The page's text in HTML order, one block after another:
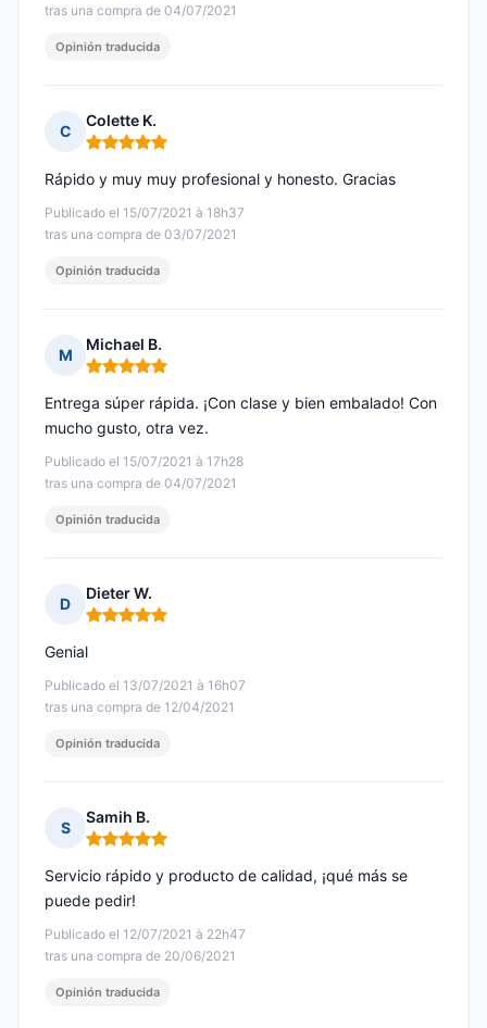
tras una compra de 04/07/2021
Opinión traducida
C
Colette K.
Nota: 5 de 5
Publicado el 15/07/2021 à 18h37
tras una compra de 03/07/2021
Rápido y muy muy profesional y honesto. Gracias
Opinión traducida
M
Michael B.
Nota: 5 de 5
Publicado el 15/07/2021 à 17h28
tras una compra de 04/07/2021
Entrega súper rápida. ¡Con clase y bien embalado! Con
mucho gusto, otra vez.
Opinión traducida
D
Dieter W.
Nota: 5 de 5
Publicado el 13/07/2021 à 16h07
tras una compra de 12/04/2021
Genial
Opinión traducida
S
Samih B.
Nota: 5 de 5
Publicado el 12/07/2021 à 22h47
tras una compra de 20/06/2021
Servicio rápido y producto de calidad, ¡qué más se
puede pedir!
Opinión traducida